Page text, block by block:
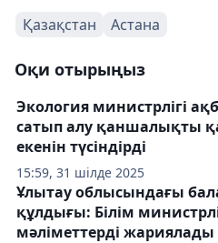
Қазақстан Астана
Оқи отырыңыз
15:59, 31 шілде 2025
Экология министрлігі
сатып алу қаншалықты
екенін түсіндірді
Ұлытау облысындағы
құлдығы: Білім
мәліметтерді жариялады